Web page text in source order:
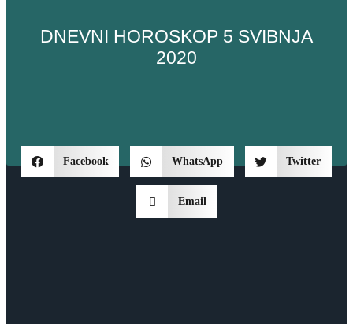
DNEVNI HOROSKOP 5 SVIBNJA
2020
Facebook WhatsApp Twitter
Email